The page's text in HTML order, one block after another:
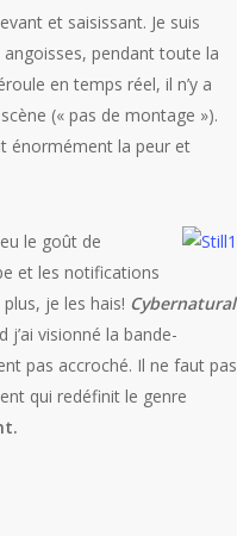
et saisissant. Je suis
pendant toute la
en temps réel, il n’y a
(« pas de montage »).
énormément la peur et
eu le goût de
et les notifications
je les hais! Cybernatural
visionné la bande-
pas accroché. Il ne faut pas
qui redéfinit le genre